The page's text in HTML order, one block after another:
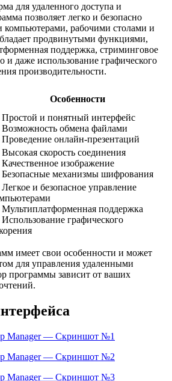
для удаленного доступа и
позволяет легко и безопасно
компьютерами, рабочими столами и
продвинутыми функциями,
поддержка, стриминговое
и даже использование графического
производительности.
Особенности
и понятный интерфейс
обмена файлами
онлайн-презентаций
скорость соединения
изображение
механизмы шифрования
и безопасное управление
поддержка
графического
имеет свои особенности и может
для управления удаленными
программы зависит от ваших